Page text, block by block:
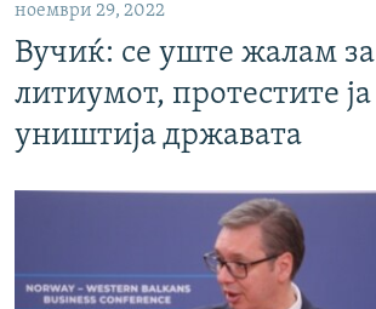
главната
навигација
Премини
на
ВИЗУЕЛНО
ВЕСТИ
ШТО ТРЕБА ДА ЗНАЕТЕ
ПРИЈАВИ СЕ ЗА ЊУЗЛЕТЕР
ПОДКАСТ ЗОШТО?
ноември 29, 2022
Вучиќ: се уште жалам за
литиумот, протестите ја
уништија државата